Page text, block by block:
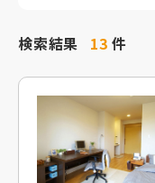
検索結果 13件